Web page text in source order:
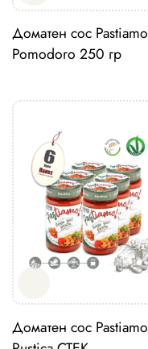
Доматен сос Pastiamo
Pomodoro 250 гр
Доматен сос Pastiamo